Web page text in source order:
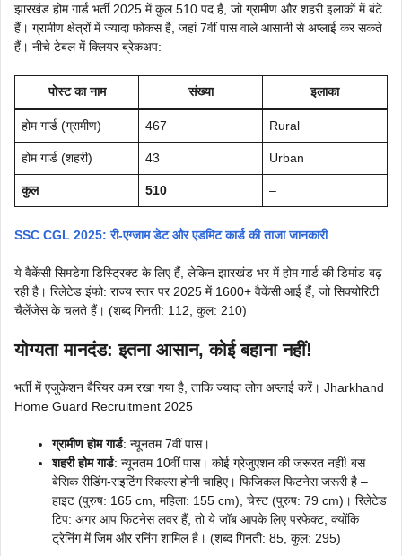
झारखंड होम गार्ड भर्ती 2025 में कुल 510 पद हैं, जो ग्रामीण और शहरी इलाकों में बंटे
हैं। ग्रामीण क्षेत्रों में ज्यादा फोकस है, जहां 7वीं पास वाले आसानी से अप्लाई कर सकते
हैं। नीचे टेबल में क्लियर ब्रेकअप:
पोस्ट का नाम संख्या इलाका
होम गार्ड (ग्रामीण) 467 Rural
होम गार्ड (शहरी) 43 Urban
कुल 510 –
SSC CGL 2025: री-एग्जाम डेट और एडमिट कार्ड की ताजा जानकारी
ये वैकेंसी सिमडेगा डिस्ट्रिक्ट के लिए हैं, लेकिन झारखंड भर में होम गार्ड की डिमांड बढ़
रही है। रिलेटेड इंफो: राज्य स्तर पर 2025 में 1600+ वैकेंसी आई हैं, जो सिक्योरिटी
चैलेंजेस के चलते हैं। (शब्द गिनती: 112, कुल: 210)
योग्यता मानदंड: इतना आसान, कोई बहाना नहीं!
भर्ती में एजुकेशन बैरियर कम रखा गया है, ताकि ज्यादा लोग अप्लाई करें। Jharkhand
Home Guard Recruitment 2025
ग्रामीण होम गार्ड: न्यूनतम 7वीं पास।
शहरी होम गार्ड: न्यूनतम 10वीं पास। कोई ग्रेजुएशन की जरूरत नहीं! बस
बेसिक रीडिंग-राइटिंग स्किल्स होनी चाहिए। फिजिकल फिटनेस जरूरी है –
हाइट (पुरुष: 165 cm, महिला: 155 cm), चेस्ट (पुरुष: 79 cm)। रिलेटेड
टिप: अगर आप फिटनेस लवर हैं, तो ये जॉब आपके लिए परफेक्ट, क्योंकि
ट्रेनिंग में जिम और रनिंग शामिल है। (शब्द गिनती: 85, कुल: 295)